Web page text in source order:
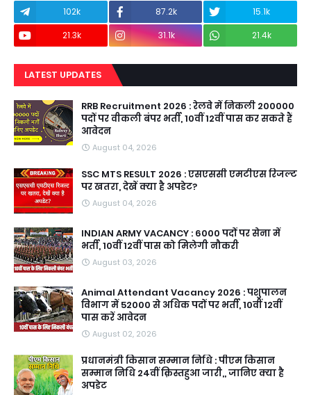
102k 87.2k
15.1k
21.3k
31.1k 21.4k
LATEST UPDATES
RRB Recruitment 2026 : रेलवे में निकली 200000
पदों पर वीकली बंपर भर्ती, 10वीं 12वीं पास कर सकते हैं
आवेदन
August 04, 2026
SSC MTS RESULT 2026 : एसएससी एमटीएस रिजल्ट
पर खतरा, देखें क्या है अपडेट?
August 04, 2026
INDIAN ARMY VACANCY : 6000 पदों पर सेना में
भर्ती, 10वीं 12वीं पास को मिलेगी नौकरी
August 03, 2026
Animal Attendant Vacancy 2026 : पशुपालन
विभाग में 52000 से अधिक पदों पर भर्ती, 10वीं 12वीं
पास करें आवेदन
August 02, 2026
प्रधानमंत्री किसान सम्मान निधि : पीएम किसान
सम्मान निधि 24वीं क़िस्तहुआ जारी,, जानिए क्या है
अपडेट